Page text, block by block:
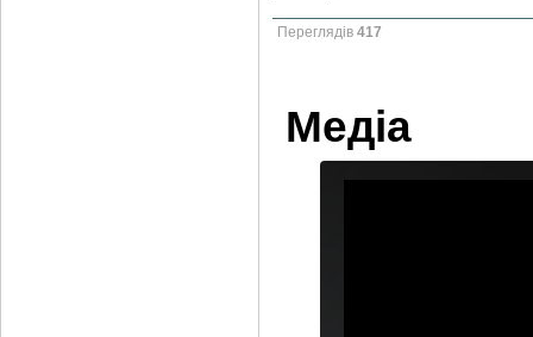
Переглядів 417
Медіа